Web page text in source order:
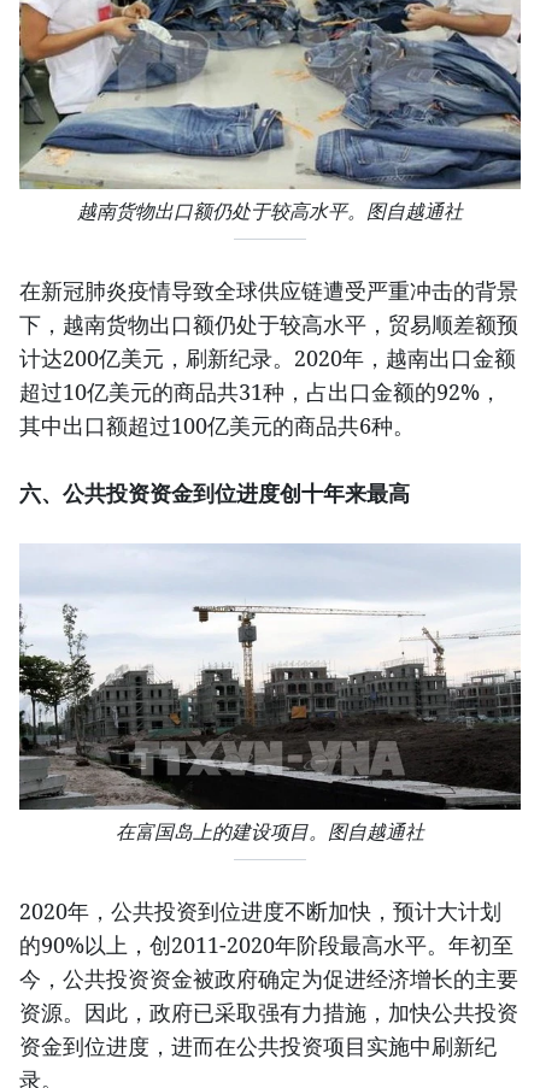
越南货物出口额仍处于较高水平。图自越通社
在新冠肺炎疫情导致全球供应链遭受严重冲击的背景
下，越南货物出口额仍处于较高水平，贸易顺差额预
计达200亿美元，刷新纪录。2020年，越南出口金额
超过10亿美元的商品共31种，占出口金额的92%，
其中出口额超过100亿美元的商品共6种。
六、公共投资资金到位进度创十年来最高
在富国岛上的建设项目。图自越通社
2020年，公共投资到位进度不断加快，预计大计划
的90%以上，创2011-2020年阶段最高水平。年初至
今，公共投资资金被政府确定为促进经济增长的主要
资源。因此，政府已采取强有力措施，加快公共投资
资金到位进度，进而在公共投资项目实施中刷新纪
录。